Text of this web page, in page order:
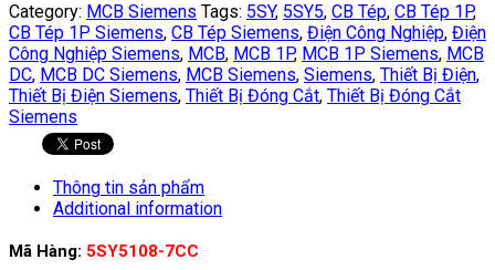
Category: MCB Siemens Tags: 5SY, 5SY5, CB Tép, CB Tép 1P,
CB Tép 1P Siemens, CB Tép Siemens, Điện Công Nghiệp, Điện
Công Nghiệp Siemens, MCB, MCB 1P, MCB 1P Siemens, MCB
DC, MCB DC Siemens, MCB Siemens, Siemens, Thiết Bị Điện,
Thiết Bị Điện Siemens, Thiết Bị Đóng Cắt, Thiết Bị Đóng Cắt
Siemens
Thông tin sản phẩm
Additional information
Mã Hàng: 5SY5108-7CC